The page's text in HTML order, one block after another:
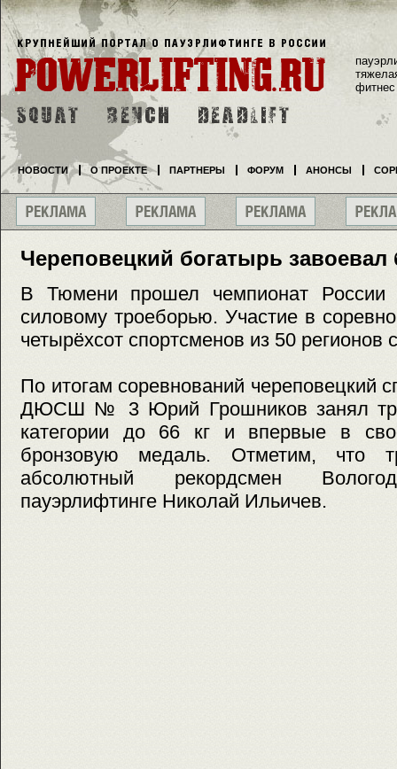
Череповецкий богатырь завоевал
В Тюмени прошел чемпионат России
силовому троеборью. Участие в
четырёхсот спортсменов из 50 регионов
По итогам соревнований череповецкий
ДЮСШ № 3 Юрий Грошников занял
категории до 66 кг и впервые в
бронзовую медаль. Отметим, что
абсолютный рекордсмен
пауэрлифтинге Николай Ильичев.
фитнес
НОВОСТИ О ПРОЕКТЕ ПАРТНЕРЫ ФОРУМ АНОНСЫ